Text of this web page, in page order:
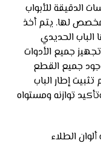
الدقيقة للأبواب
لها. يتم أخذ
الباب الحديدي
جميع الأدوات
وجود جميع القطع
إطار الباب
توازنه ومستواه
الطلاء